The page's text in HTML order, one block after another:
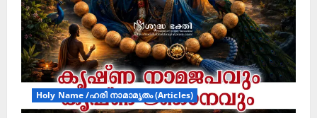
Holy Name /ഹരി നാമാമൃതം (Articles)